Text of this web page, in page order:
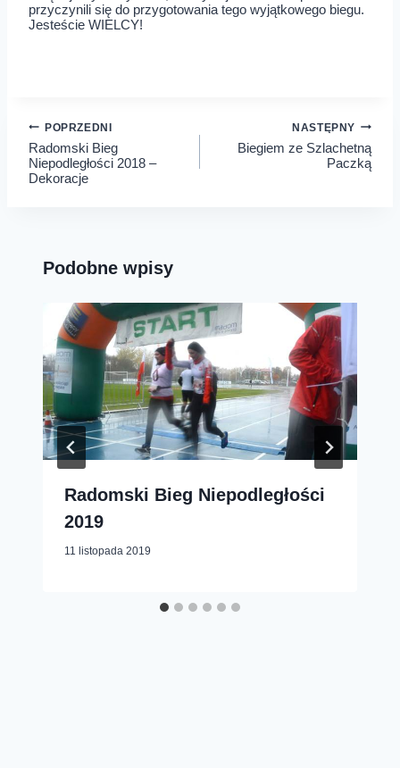
przyczynili się do przygotowania tego wyjątkowego biegu.
Jesteście WIELCY!
Nawigacja
wpisu
POPRZEDNI
Radomski Bieg
Niepodległości 2018 –
Dekoracje
NASTĘPNY
Biegiem ze Szlachetną
Paczką
Podobne wpisy
Radomski Bieg Niepodległości
2019
11 listopada 2019